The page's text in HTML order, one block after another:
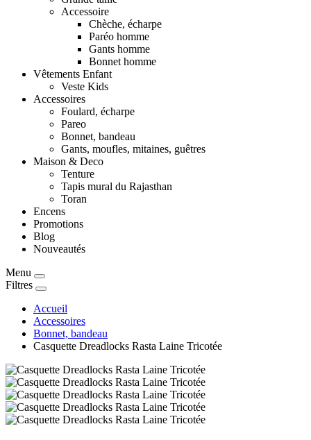
Accessoire
Chèche, écharpe
Paréo homme
Gants homme
Bonnet homme
Vêtements Enfant
Veste Kids
Accessoires
Foulard, écharpe
Pareo
Bonnet, bandeau
Gants, moufles, mitaines, guêtres
Maison & Deco
Tenture
Tapis mural du Rajasthan
Toran
Encens
Promotions
Blog
Nouveautés
Menu
Filtres
Accueil
Accessoires
Bonnet, bandeau
Casquette Dreadlocks Rasta Laine Tricotée